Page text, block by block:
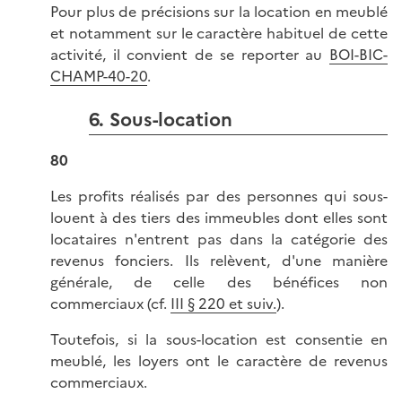
Pour plus de précisions sur la location en meublé
et notamment sur le caractère habituel de cette
activité, il convient de se reporter au BOI-BIC-
CHAMP-40-20.
6. Sous-location
80
Les profits réalisés par des personnes qui sous-
louent à des tiers des immeubles dont elles sont
locataires n'entrent pas dans la catégorie des
revenus fonciers. Ils relèvent, d'une manière
générale, de celle des bénéfices non
commerciaux (cf. III § 220 et suiv.).
Toutefois, si la sous-location est consentie en
meublé, les loyers ont le caractère de revenus
commerciaux.